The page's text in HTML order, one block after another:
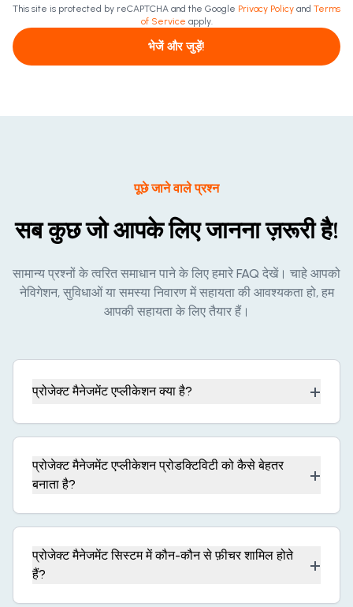
This site is protected by reCAPTCHA and the Google Privacy Policy and Terms
of Service apply.
भेजें और जुड़ें!
पूछे जाने वाले प्रश्न
सब कुछ जो आपके लिए जानना ज़रूरी है!
सामान्य प्रश्नों के त्वरित समाधान पाने के लिए हमारे FAQ देखें। चाहे आपको
नेविगेशन, सुविधाओं या समस्या निवारण में सहायता की आवश्यकता हो, हम
आपकी सहायता के लिए तैयार हैं।
प्रोजेक्ट मैनेजमेंट एप्लीकेशन क्या है? +
प्रोजेक्ट मैनेजमेंट एप्लीकेशन प्रोडक्टिविटी को कैसे बेहतर
बनाता है?
+
प्रोजेक्ट मैनेजमेंट सिस्टम में कौन-कौन से फ़ीचर शामिल होते
हैं?
+